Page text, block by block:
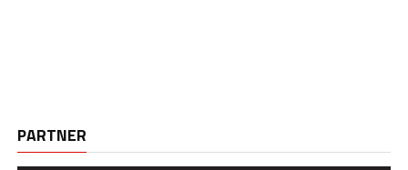
PARTNER